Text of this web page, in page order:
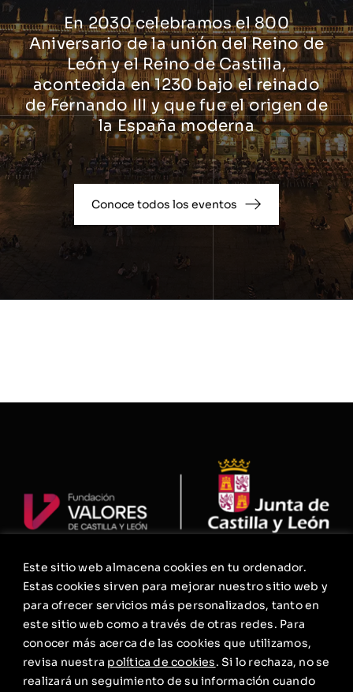
Este sitio web almacena cookies en tu ordenador.
Estas cookies sirven para mejorar nuestro sitio web y
para ofrecer servicios más personalizados, tanto en
este sitio web como a través de otras redes. Para
conocer más acerca de las cookies que utilizamos,
revisa nuestra política de cookies. Si lo rechaza, no se
realizará un seguimiento de su información cuando
En 2030 celebramos el 800
Aniversario de la unión del Reino de
León y el Reino de Castilla,
acontecida en 1230 bajo el reinado
de Fernando III y que fue el origen de
la España moderna
Conoce todos los eventos
La Fundación
Agenda
Política de privacidad
Aviso Legal. Condiciones Generales de Uso